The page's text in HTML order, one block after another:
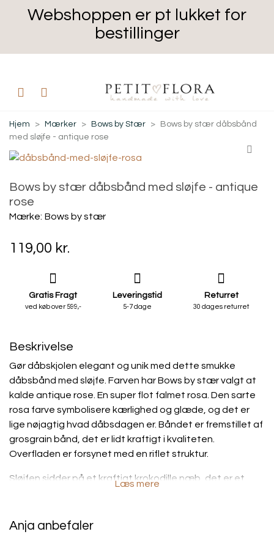
Webshoppen er pt lukket for
bestillinger
Hjem > Mærker > Bows by Stær >
Bows by stær dåbsbånd
med sløjfe - antique rose
Bows by stær dåbsbånd med sløjfe - antique
rose
Mærke: Bows by stær
119,00 kr.
Gratis Fragt
ved køb over 599,-
Leveringstid
5-7 dage
Returret
30 dages returret
Beskrivelse
Gør dåbskjolen elegant og unik med dette smukke
dåbsbånd med sløjfe. Farven har Bows by stær valgt at
kalde antique rose. En super flot falmet rosa. Den sarte
rosa farve symbolisere kærlighed og glæde, og det er
lige nøjagtig hvad dåbsdagen er. Båndet er fremstillet af
grosgrain bånd, det er lidt kraftigt i kvaliteten.
Overfladen er forsynet med en riflet struktur.
Sløjfen sidder på et kraftigt krokodille næb, det er et
fast i dåbsbåndet. Kende tegnet ved sløjfen er de
Læs mere
Anja anbefaler